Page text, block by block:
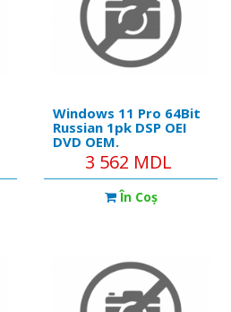
Windows 11 Pro 64Bit
Russian 1pk DSP OEI
DVD OEM.
Операционная
система3 562 MDL
În Coş